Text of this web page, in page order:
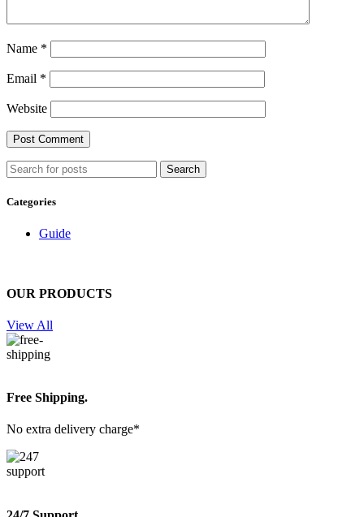
Name *
Email *
Website
Search
Categories
Guide
OUR PRODUCTS
View All
Free Shipping.
No extra delivery charge*